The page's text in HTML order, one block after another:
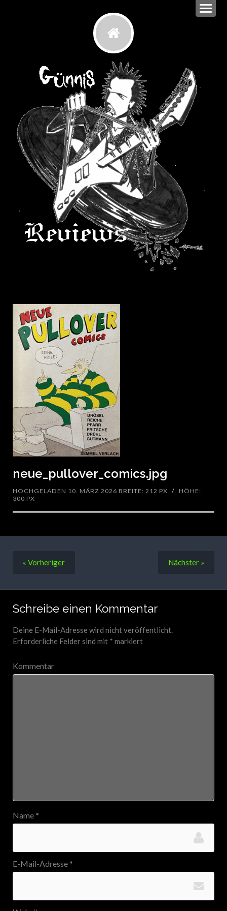
neue_pullover_comics.jpg
HOCHGELADEN 10. MÄRZ 2026 BREITE: 212 PX / HÖHE:
300 PX
« Vorheriger Nächster»
Schreibe einen Kommentar
Deine E-Mail-Adresse wird nicht veröffentlicht.
Erforderliche Felder sind mit * markiert
Kommentar
Name *
E-Mail-Adresse *